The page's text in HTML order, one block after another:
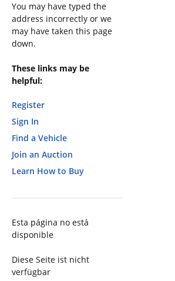
You may have typed the
address incorrectly or we
may have taken this page
down.
These links may be
helpful:
Register
Sign In
Find a Vehicle
Join an Auction
Learn How to Buy
Esta página no está
disponible
Diese Seite ist nicht
verfügbar